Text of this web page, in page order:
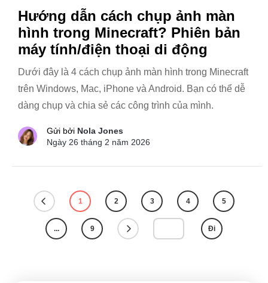
Hướng dẫn cách chụp ảnh màn
hình trong Minecraft? Phiên bản
máy tính/điện thoại di động
Dưới đây là 4 cách chụp ảnh màn hình trong Minecraft
trên Windows, Mac, iPhone và Android. Bạn có thể dễ
dàng chụp và chia sẻ các công trình của mình.
Gửi bởi Nola Jones
Ngày 26 tháng 2 năm 2026
1 2 3 4 5
... 9 Đi